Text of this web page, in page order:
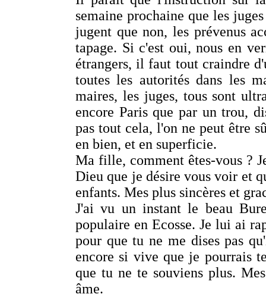
semaine prochaine que les
jugent que non, les prévenus
tapage. Si c'est oui, nous en
étrangers, il faut tout craindre
toutes les autorités dans les
maires, les juges, tous sont
encore Paris que par un trou,
pas tout cela, l'on ne peut être
en bien, et en superficie.
Ma fille, comment êtes-vous ?
Dieu que je désire vous voir et
enfants. Mes plus sincères et
J'ai vu un instant le beau
populaire en Ecosse. Je lui ai
pour que tu ne me dises pas
encore si vive que je pourrais
que tu ne te souviens plus.
âme.